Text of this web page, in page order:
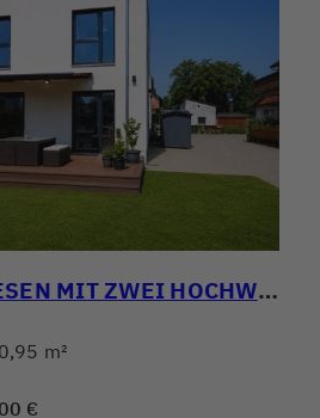
FAMILIENANWESEN MIT ZWEI HOCHWERTIGEN WOHNHÄUSERN! WOHNEN, ARBEITEN & VERMIETEN PERFEKT KOMBINIERT
m²
€